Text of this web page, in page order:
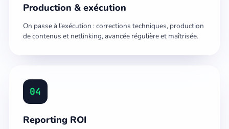
Production & exécution
On passe à l’exécution : corrections techniques, production
de contenus et netlinking, avancée régulière et maîtrisée.
04
Reporting ROI